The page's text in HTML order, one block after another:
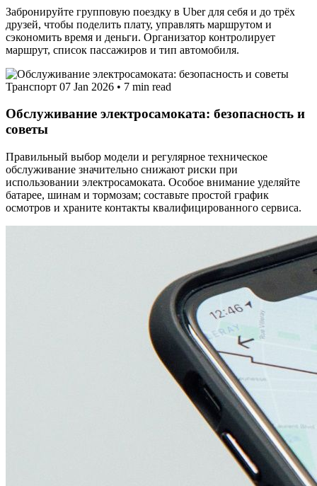
Забронируйте групповую поездку в Uber для себя и до трёх
друзей, чтобы поделить плату, управлять маршрутом и
сэкономить время и деньги. Организатор контролирует
маршрут, список пассажиров и тип автомобиля.
Транспорт 07 Jan 2026 • 7 min read
Обслуживание электросамоката: безопасность и
советы
Правильный выбор модели и регулярное техническое
обслуживание значительно снижают риски при
использовании электросамоката. Особое внимание уделяйте
батарее, шинам и тормозам; составьте простой график
осмотров и храните контакты квалифицированного сервиса.